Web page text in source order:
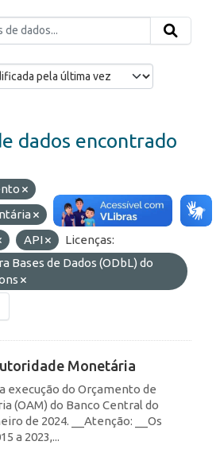
dados encontrado
Olinda
OAM
API
Licenças:
Bases de Dados (ODbL) do
Monetária
execução do Orçamento de
(OAM) do Banco Central do
de 2024. __Atenção: __Os
a 2023,...